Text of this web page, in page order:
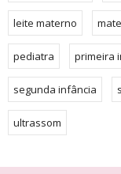
leite materno
pediatra primeira
segunda infância
ultrassom